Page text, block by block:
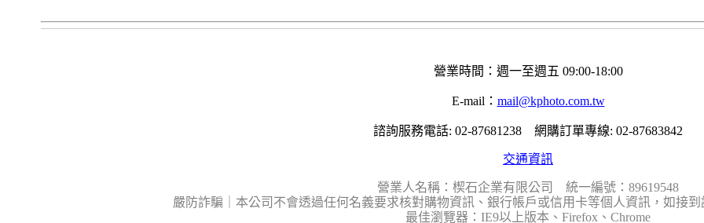
營業時間：週一至週五 09:00-18:00
E-mail： mail@kphoto.com.tw
諮詢服務電話: 02-87681238 網購訂單專線: 02-87683842
交通資訊
營業人名稱：楔石企業有限公司 統一編號：89619548
嚴防詐騙｜本公司不會透過任何名義要求核對購物資訊、銀行帳戶或信用卡等個人資訊，如接
最佳瀏覽器：IE9以上版本、Firefox、Chrome